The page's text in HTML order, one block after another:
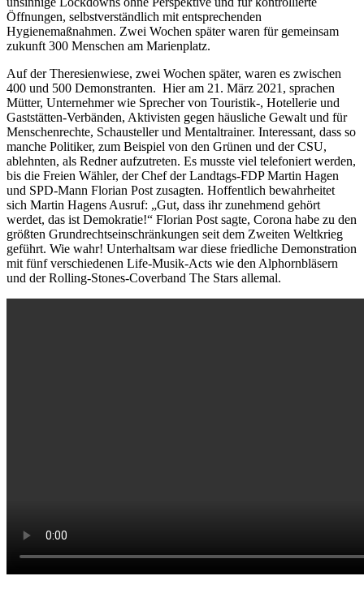
Öffnungen, selbstverständlich mit entsprechenden
Hygienemaßnahmen. Zwei Wochen später waren für gemeinsam
zukunft 300 Menschen am Marienplatz.
Auf der Theresienwiese, zwei Wochen später, waren es zwischen
400 und 500 Demonstranten. Hier am 21. März 2021, sprachen
Mütter, Unternehmer wie Sprecher von Touristik-, Hotellerie und
Gaststätten-Verbänden, Aktivisten gegen häusliche Gewalt und für
Menschenrechte, Schausteller und Mentaltrainer. Interessant, dass so
manche Politiker, zum Beispiel von den Grünen und der CSU,
ablehnten, als Redner aufzutreten. Es musste viel telefoniert werden,
bis die Freien Wähler, der Chef der Landtags-FDP Martin Hagen
und SPD-Mann Florian Post zusagten. Hoffentlich bewahrheitet
sich Martin Hagens Ausruf: „Gut, dass ihr zunehmend gehört
werdet, das ist Demokratie!“ Florian Post sagte, Corona habe zu den
größten Grundrechtseinschränkungen seit dem Zweiten Weltkrieg
geführt. Wie wahr! Unterhaltsam war diese friedliche Demonstration
mit fünf verschiedenen Life-Musik-Acts wie den Alphornbläsern
und der Rolling-Stones-Coverband The Stars allemal.